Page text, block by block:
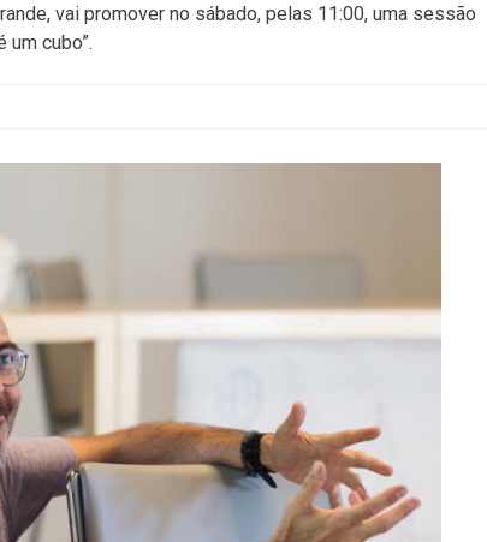
vai promover no sábado, pelas 11:00, uma sessão
um cubo”.